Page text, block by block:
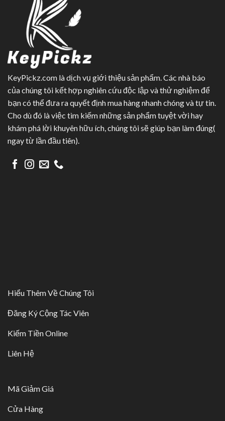
KeyPickz.com là dịch vụ giới thiệu sản phẩm. Các nhà báo
của chúng tôi kết hợp nghiên cứu độc lập và thử nghiệm để
bạn có thể đưa ra quyết định mua hàng nhanh chóng và tự tin.
Cho dù đó là việc tìm kiếm những sản phẩm tuyệt vời hay
khám phá lời khuyên hữu ích, chúng tôi sẽ giúp bạn làm đúng(
ngay từ lần đầu tiên).
Hiểu Thêm Về Chúng Tôi
Đăng Ký Cộng Tác Viên
Kiếm Tiền Online
Liên Hệ
Mã Giảm Giá
Cửa Hàng